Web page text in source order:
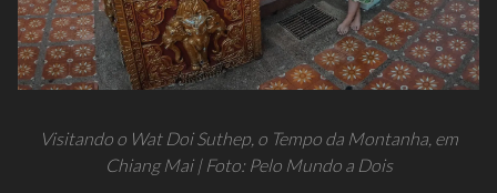
Visitando o Wat Doi Suthep, o Tempo da Montanha, em
Chiang Mai | Foto: Pelo Mundo a Dois